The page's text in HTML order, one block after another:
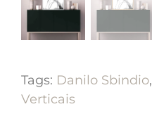
Tags: Danilo Sbindio,
Verticais